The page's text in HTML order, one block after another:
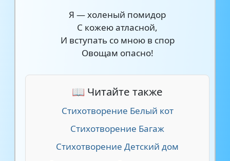
Я — холеный помидор
С кожею атласной,
И вступать со мною в спор
Овощам опасно!
📖 Читайте также
Стихотворение Белый кот
Стихотворение Багаж
Стихотворение Детский дом